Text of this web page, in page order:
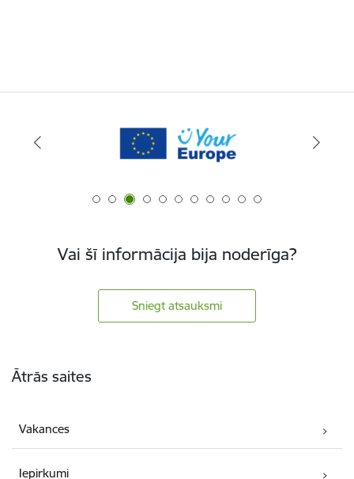
Vai šī informācija bija noderīga?
Sniegt atsauksmi
Ātrās saites
Vakances
Iepirkumi